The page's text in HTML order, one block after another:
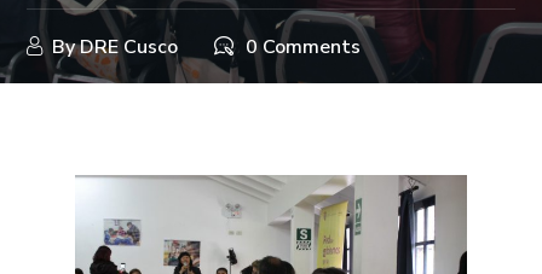
ByDRE Cusco 0 Comments